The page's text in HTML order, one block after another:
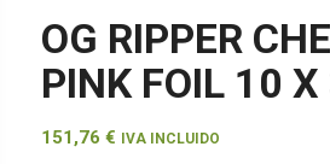
OG RIPPER
PINK FOIL 10
151,76 € IVA INCLUIDO